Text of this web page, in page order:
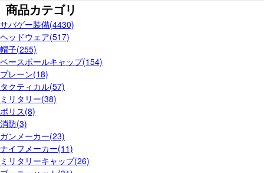
商品カテゴリ
サバゲー装備(4430)
ヘッドウェア(517)
帽子(255)
ベースボールキャップ(154)
プレーン(18)
タクティカル(57)
ミリタリー(38)
ポリス(8)
消防(3)
ガンメーカー(23)
ナイフメーカー(11)
ミリタリーキャップ(26)